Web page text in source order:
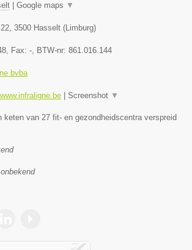
Google maps ▼
, 3500 Hasselt (Limburg)
, Fax: -, BTW-nr: 861.016.144
bvba
Screenshot ▼
keten van 27 fit- en gezondheidscentra verspreid